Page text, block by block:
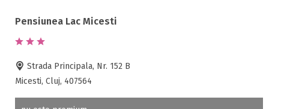
Pensiunea Lac Micesti
Strada Principala, Nr. 152 B
Micesti, Cluj, 407564